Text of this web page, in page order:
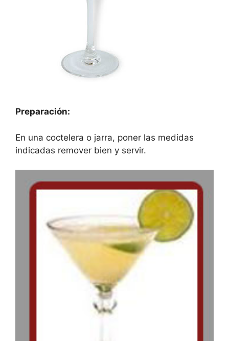
Preparación:
En una coctelera o jarra, poner las medidas
indicadas remover bien y servir.